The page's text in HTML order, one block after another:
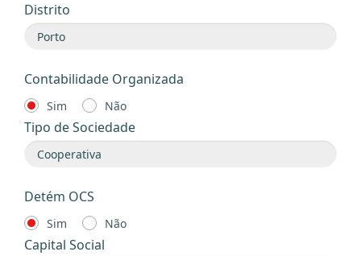
Distrito
Contabilidade Organizada
Sim Não
Tipo de Sociedade
Detém OCS
Sim Não
Capital Social